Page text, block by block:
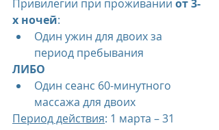
Привилегии при проживании от 3-
х ночей:
Один ужин для двоих за
период пребывания
ЛИБО
Один сеанс 60-минутного
массажа для двоих
Период действия: 1 марта – 31